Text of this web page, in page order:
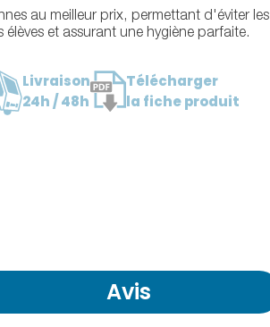
au meilleur prix, permettant d'éviter les
et assurant une hygiène parfaite.
Livraison
24h / 48h
Télécharger
la fiche produit
Avis